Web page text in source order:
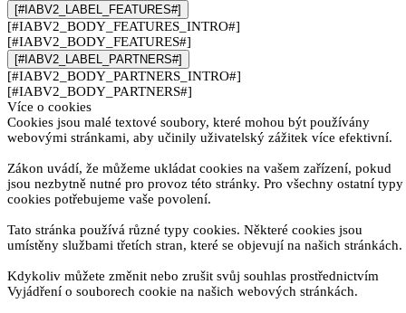
[#IABV2_LABEL_FEATURES#]
[#IABV2_BODY_FEATURES_INTRO#]
[#IABV2_BODY_FEATURES#]
[#IABV2_LABEL_PARTNERS#]
[#IABV2_BODY_PARTNERS_INTRO#]
[#IABV2_BODY_PARTNERS#]
Více o cookies
Cookies jsou malé textové soubory, které mohou být používány
webovými stránkami, aby učinily uživatelský zážitek více efektivní.
Zákon uvádí, že můžeme ukládat cookies na vašem zařízení, pokud
jsou nezbytně nutné pro provoz této stránky. Pro všechny ostatní typy
cookies potřebujeme vaše povolení.
Tato stránka používá různé typy cookies. Některé cookies jsou
umístěny službami třetích stran, které se objevují na našich stránkách.
Kdykoliv můžete změnit nebo zrušit svůj souhlas prostřednictvím
Vyjádření o souborech cookie na našich webových stránkách.